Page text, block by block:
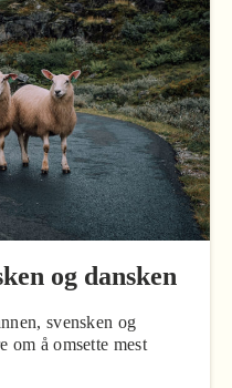
og dansken
svensken og
om å omsette mest